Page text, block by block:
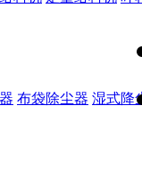
布袋除尘器 湿式降